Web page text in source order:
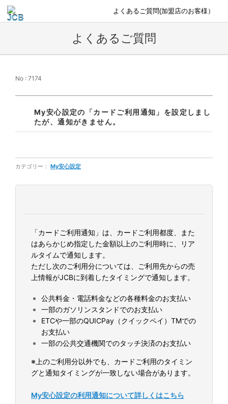
よくあるご質問(加盟店のお客様）
よくあるご質問
No : 7174
My安心設定の「カードご利用通知」を設定しまし
たが、通知がきません。
カテゴリー： My安心設定
「カードご利用通知」は、カードご利用都度、また
はあらかじめ指定した金額以上のご利用時に、リア
ルタイムで通知します。
ただし次のご利用分については、ご利用先からの売
上情報がJCBに到着したタイミングで通知します。
公共料金・電話料金などの各種料金のお支払い
一部のガソリンスタンドでのお支払い
ETCや一部のQUICPay（クイックペイ）TMでの
お支払い
一部の公共交通機関でのタッチ決済のお支払い
※上のご利用分以外でも、カードご利用のタイミン
グと通知タイミングが一致しない場合があります。
My安心設定の利用通知について詳しくはこちら